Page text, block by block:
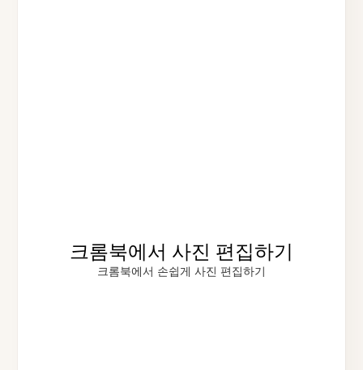
크롬북에서 사진 편집하기
크롬북에서 손쉽게 사진 편집하기